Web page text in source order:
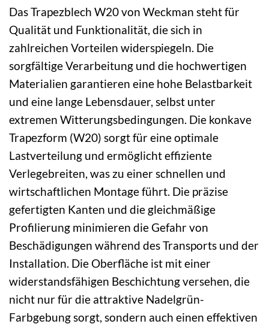
Das Trapezblech W20 von Weckman steht für
Qualität und Funktionalität, die sich in
zahlreichen Vorteilen widerspiegeln. Die
sorgfältige Verarbeitung und die hochwertigen
Materialien garantieren eine hohe Belastbarkeit
und eine lange Lebensdauer, selbst unter
extremen Witterungsbedingungen. Die konkave
Trapezform (W20) sorgt für eine optimale
Lastverteilung und ermöglicht effiziente
Verlegebreiten, was zu einer schnellen und
wirtschaftlichen Montage führt. Die präzise
gefertigten Kanten und die gleichmäßige
Profilierung minimieren die Gefahr von
Beschädigungen während des Transports und der
Installation. Die Oberfläche ist mit einer
widerstandsfähigen Beschichtung versehen, die
nicht nur für die attraktive Nadelgrün-
Farbgebung sorgt, sondern auch einen effektiven